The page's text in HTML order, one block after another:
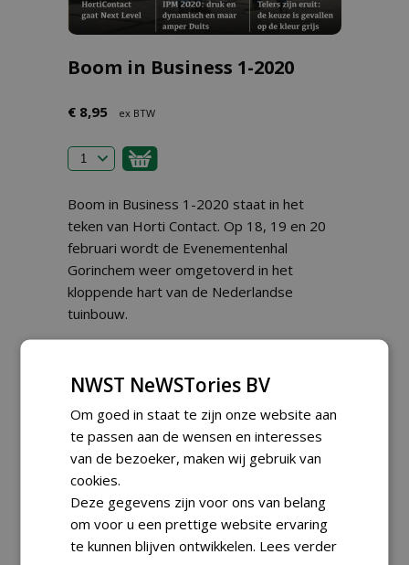
Boom in Business 1-2020
€ 8,95 ex BTW
Boom in Business 1-2020 staat in het
teken van Horti Contact. Op 18, 19 en 20
februari wordt de Evenementenhal
Gorinchem weer omgetoverd in het
kloppende hart van de Nederlandse
tuinbouw.
Jaar:
2020
Rubrieken
Alle rubrieken
Tijdschriften (losse exemplaren)
NWST NeWSTories BV
Om goed in staat te zijn onze website aan
te passen aan de wensen en interesses
van de bezoeker, maken wij gebruik van
cookies.
Deze gegevens zijn voor ons van belang
om voor u een prettige website ervaring
te kunnen blijven ontwikkelen. Lees verder